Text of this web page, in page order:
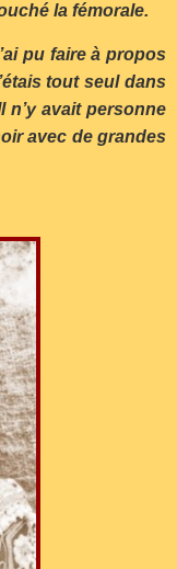
la fémorale.
pu faire à propos
tout seul dans
n’y avait personne
avec de grandes